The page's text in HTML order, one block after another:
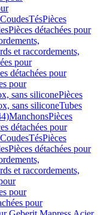
TésPièces
Pièces détachées pour
et raccordements,
pour
détachées pour
pour
sans siliconePièces
sans siliconeTubes
ManchonsPièces
détachées pour
TésPièces
Pièces détachées pour
et raccordements,
pour
pour